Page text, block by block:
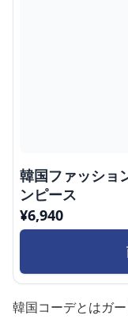
韓国ファッショ
ンピース
¥6,940
韓国コーデとはガ